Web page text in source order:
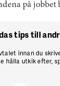
på jobbet
tips till
innan du
hålla utkik efter,